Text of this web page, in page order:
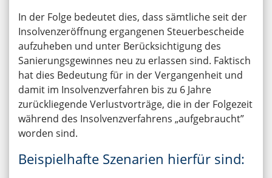
In der Folge bedeutet dies, dass sämtliche seit der
Insolvenzeröffnung ergangenen Steuerbescheide
aufzuheben und unter Berücksichtigung des
Sanierungsgewinnes neu zu erlassen sind. Faktisch
hat dies Bedeutung für in der Vergangenheit und
damit im Insolvenzverfahren bis zu 6 Jahre
zurückliegende Verlustvorträge, die in der Folgezeit
während des Insolvenzverfahrens „aufgebraucht”
worden sind.
Beispielhafte Szenarien hierfür sind: